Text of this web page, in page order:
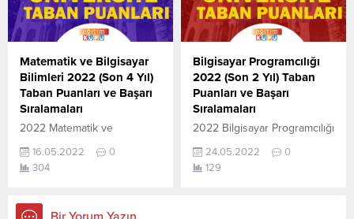
veriler aşağıdaki gibidir. Bu
puanlar 2021, 2020, 2019 ve
2018 yıllarına ait Üniversite
yerleştirme
puanlarıdır. Sayfamızdaki
verilerin
tamamı ÖSYM ve YÖK-
yayınlanmış olan en son
güncel...
ve Başarı Sıralamaları
aşağıdaki gibidir. Bu puanlar
2021 ve 2020 yılına ait
önlisans (iki yıllık )üniversite
yerleştirme
puanlarıdır. Sayfamızdaki
verilerin tamamı ÖSYM ve
Matematik ve Bilgisayar
Bilimleri 2022 (Son 4 Yıl)
Taban Puanları ve Başarı
Sıralamaları
2022 Matematik ve
puanları ile başarı
sıralamaları açıklandı. En
tablodan ulaşabilirsiniz. 2022
16.05.2022
0
304
Bilgisayar Programcılığı
2022 (Son 2 Yıl) Taban
Puanları ve Başarı
Sıralamaları
2022 Bilgisayar Programcılığı
başarı sıralamaları açıklandı.
En güncel haline aşağıdaki
24.05.2022
0
129